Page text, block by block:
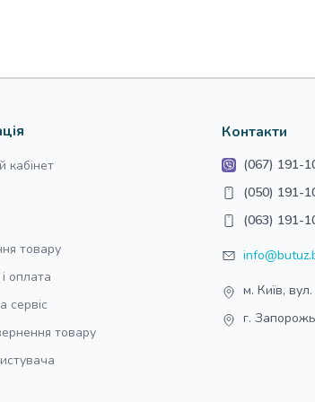
кабінет
товару
оплата
сервіс
товару
Контакти
(067) 191-
(050) 191-
(063) 191-
м. Київ,
г.